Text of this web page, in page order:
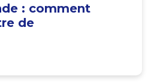
: comment
de